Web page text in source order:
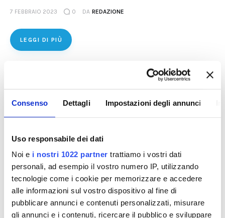
Consenso Dettagli Impostazioni degli annunci
Uso responsabile dei dati
Noi e i nostri 1022 partner trattiamo i vostri dati
personali, ad esempio il vostro numero IP, utilizzando
tecnologie come i cookie per memorizzare e accedere
alle informazioni sul vostro dispositivo al fine di
pubblicare annunci e contenuti personalizzati, misurare
gli annunci e i contenuti, ricercare il pubblico e sviluppare
7 FEBBRAIO 2023 0 DA REDAZIONE
LEGGI DI PIÙ